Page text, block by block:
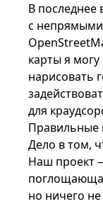
В последнее
с непрямыми
карты я
нарисовать
для
Правильные
Дело в том,
Наш проект
но ничего